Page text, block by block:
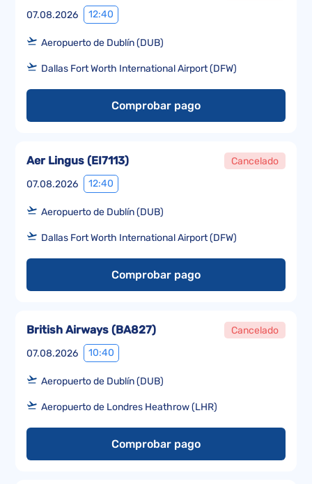
07.08.2026 12:40
Aeropuerto de Dublín (DUB)
Dallas Fort Worth International Airport (DFW)
Comprobar pago
07.08.2026 12:40
Aer Lingus (EI7113) Cancelado
Aeropuerto de Dublín (DUB)
Dallas Fort Worth International Airport (DFW)
Comprobar pago
07.08.2026 10:40
British Airways (BA827) Cancelado
Aeropuerto de Dublín (DUB)
Aeropuerto de Londres Heathrow (LHR)
Comprobar pago